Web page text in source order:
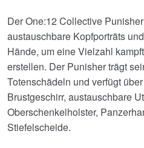
Der One:12 Collective
austauschbare Kopfporträts
Hände, um eine Vielzahl
erstellen. Der Punisher trägt
Totenschädeln und verfügt
Brustgeschirr, austauschbare
Oberschenkelholster,
Stiefelscheide.